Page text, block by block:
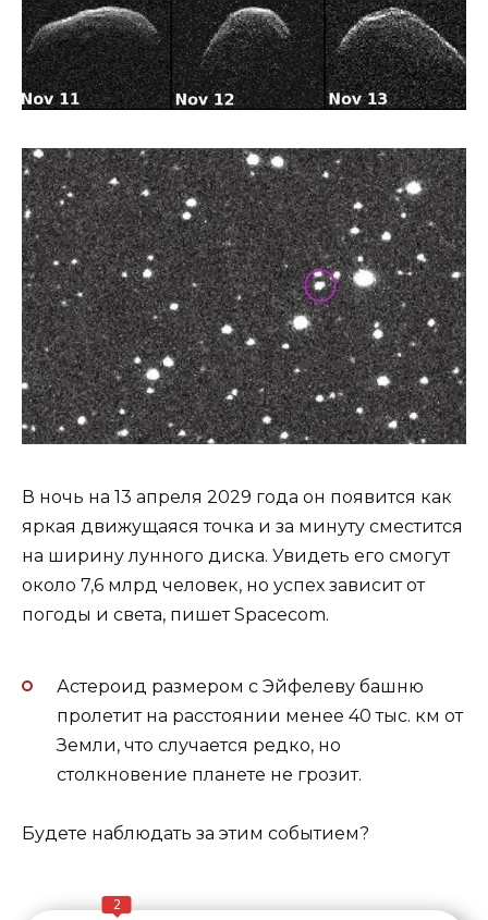
В ночь на 13 апреля 2029 года он появится как
яркая движущаяся точка и за минуту сместится
на ширину лунного диска. Увидеть его смогут
около 7,6 млрд человек, но успех зависит от
погоды и света, пишет Spacecom.
Астероид размером с Эйфелеву башню
пролетит на расстоянии менее 40 тыс. км от
Земли, что случается редко, но
столкновение планете не грозит.
Будете наблюдать за этим событием?
2